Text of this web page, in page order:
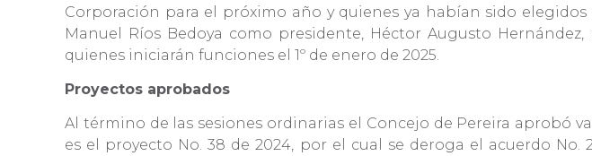
Corporación para el próximo año y quienes ya habían sido
Manuel Ríos Bedoya como presidente, Héctor Augusto
quienes iniciarán funciones el 1º de enero de 2025.
Proyectos aprobados
Al término de las sesiones ordinarias el Concejo de Pereira aprobó
es el proyecto No. 38 de 2024, por el cual se deroga el acuerdo